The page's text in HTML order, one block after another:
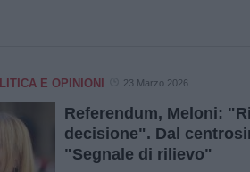
E OPINIONI 23 Marzo 2026
Referendum, Meloni:
decisione". Dal
"Segnale di rilievo"